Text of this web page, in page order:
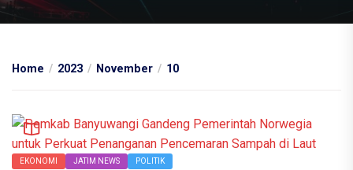
Home 2023 November 10
EKONOMI JATIM NEWS POLITIK